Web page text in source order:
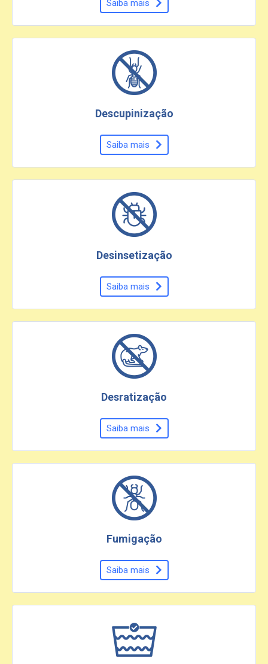
Saiba mais
Descupinização
Saiba mais
Desinsetização
Saiba mais
Desratização
Saiba mais
Fumigação
Saiba mais